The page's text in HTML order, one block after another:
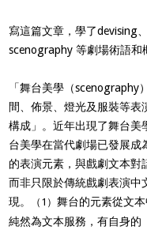
寫這篇文章，學了devising
scenography 等劇場術語和
「舞台美學（scenography
間、佈景、燈光及服裝等表
構成」。近年出現了舞台美
台美學在當代劇場已發展成
的表演元素，與戲劇文本對
而非只限於傳統戲劇表演中
現。
（1）舞台的元素從文
純然為文本服務，有自身的